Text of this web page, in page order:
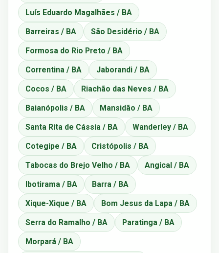
Luís Eduardo Magalhães / BA
Barreiras / BA São Desidério / BA
Formosa do Rio Preto / BA
Correntina / BA Jaborandi / BA
Cocos / BA Riachão das Neves / BA
Baianópolis / BA Mansidão / BA
Santa Rita de Cássia / BA Wanderley / BA
Cotegipe / BA Cristópolis / BA
Tabocas do Brejo Velho / BA Angical / BA
Ibotirama / BA Barra / BA
Xique-Xique / BA Bom Jesus da Lapa / BA
Serra do Ramalho / BA Paratinga / BA
Morpará / BA